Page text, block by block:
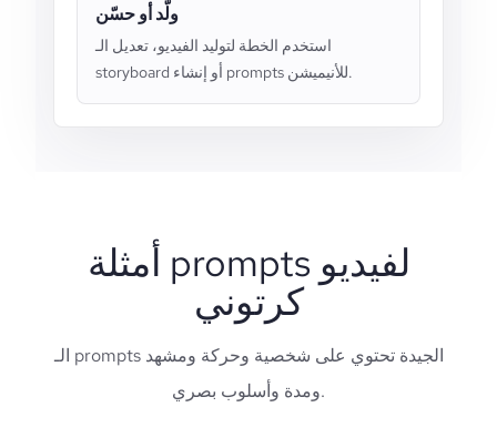
ولّد أو حسّن
استخدم الخطة لتوليد الفيديو، تعديل الـ
storyboard أو إنشاء prompts للأنيميشن.
أمثلة prompts لفيديو
كرتوني
الـ prompts الجيدة تحتوي على شخصية وحركة ومشهد
ومدة وأسلوب بصري.